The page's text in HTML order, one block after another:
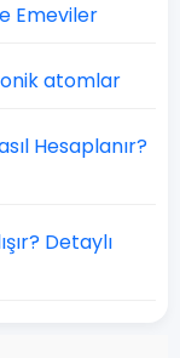
Emeviler
atomlar
Hesaplanır?
Detaylı